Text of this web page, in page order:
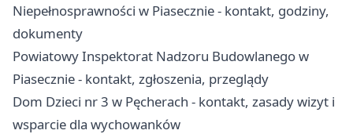
Niepełnosprawności w Piasecznie - kontakt, godziny,
dokumenty
Powiatowy Inspektorat Nadzoru Budowlanego w
Piasecznie - kontakt, zgłoszenia, przeglądy
Dom Dzieci nr 3 w Pęcherach - kontakt, zasady wizyt i
wsparcie dla wychowanków